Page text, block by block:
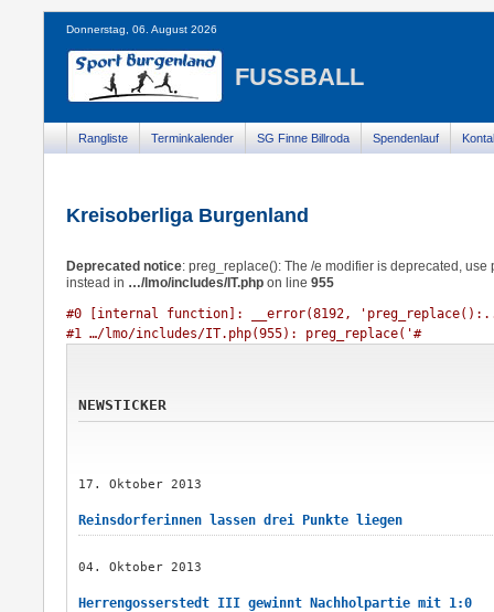
Donnerstag, 06. August 2026
FUSSBALL
Rangliste Terminkalender SG Finne Billroda Spendenlauf
Kreisoberliga Burgenland
Deprecated notice: preg_replace(): The /e modifier is deprecated,
instead in …/lmo/includes/IT.php on line 955
#0 [internal function]: __error(8192,
#1 …/lmo/includes/IT.php(955): preg_replace('#
NEWSTICKER
17. Oktober 2013
Reinsdorferinnen lassen drei Punkte liegen
04. Oktober 2013
Herrengosserstedt III gewinnt Nachholpartie mit 1:0